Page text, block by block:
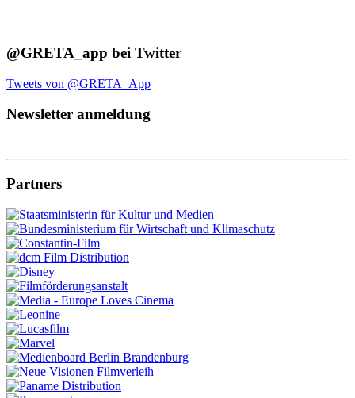
@GRETA_app bei Twitter
Tweets von @GRETA_App
Newsletter anmeldung
Partners